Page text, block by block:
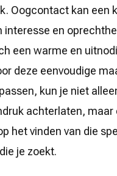
Oogcontact kan een
interesse en
een warme en
deze eenvoudige
kun je niet
achterlaten, maar
het vinden van die
je zoekt.